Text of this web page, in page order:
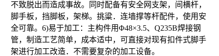
不致脱出而造成事故。同时配备有安全网支架，间横杆，
脚手板，挡脚板，架梯。挑粱．连墙撑等杆配件，使用安
全可靠。6)易于加工：主构件用Φ48×3.5、Q235B焊接钢
管，制造工艺简单，成本适中，可直接对现有扣件式脚手
架进行加工改造．不需要复杂的加工设备。